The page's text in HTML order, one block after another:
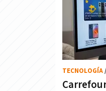
TECNOLOGÍA